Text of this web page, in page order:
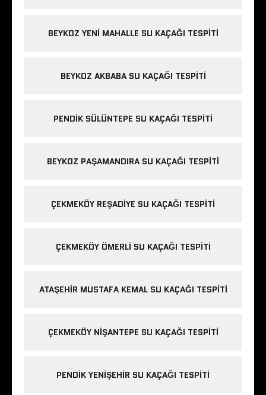
BEYKOZ YENI MAHALLE SU KAÇAĞI TESPITI
BEYKOZ AKBABA SU KAÇAĞI TESPITI
PENDIK SÜLÜNTEPE SU KAÇAĞI TESPITI
BEYKOZ PAŞAMANDIRA SU KAÇAĞI TESPITI
ÇEKMEKÖY REŞADIYE SU KAÇAĞI TESPITI
ÇEKMEKÖY ÖMERLI SU KAÇAĞI TESPITI
ATAŞEHIR MUSTAFA KEMAL SU KAÇAĞI TESPITI
ÇEKMEKÖY NIŞANTEPE SU KAÇAĞI TESPITI
PENDIK YENIŞEHIR SU KAÇAĞI TESPITI